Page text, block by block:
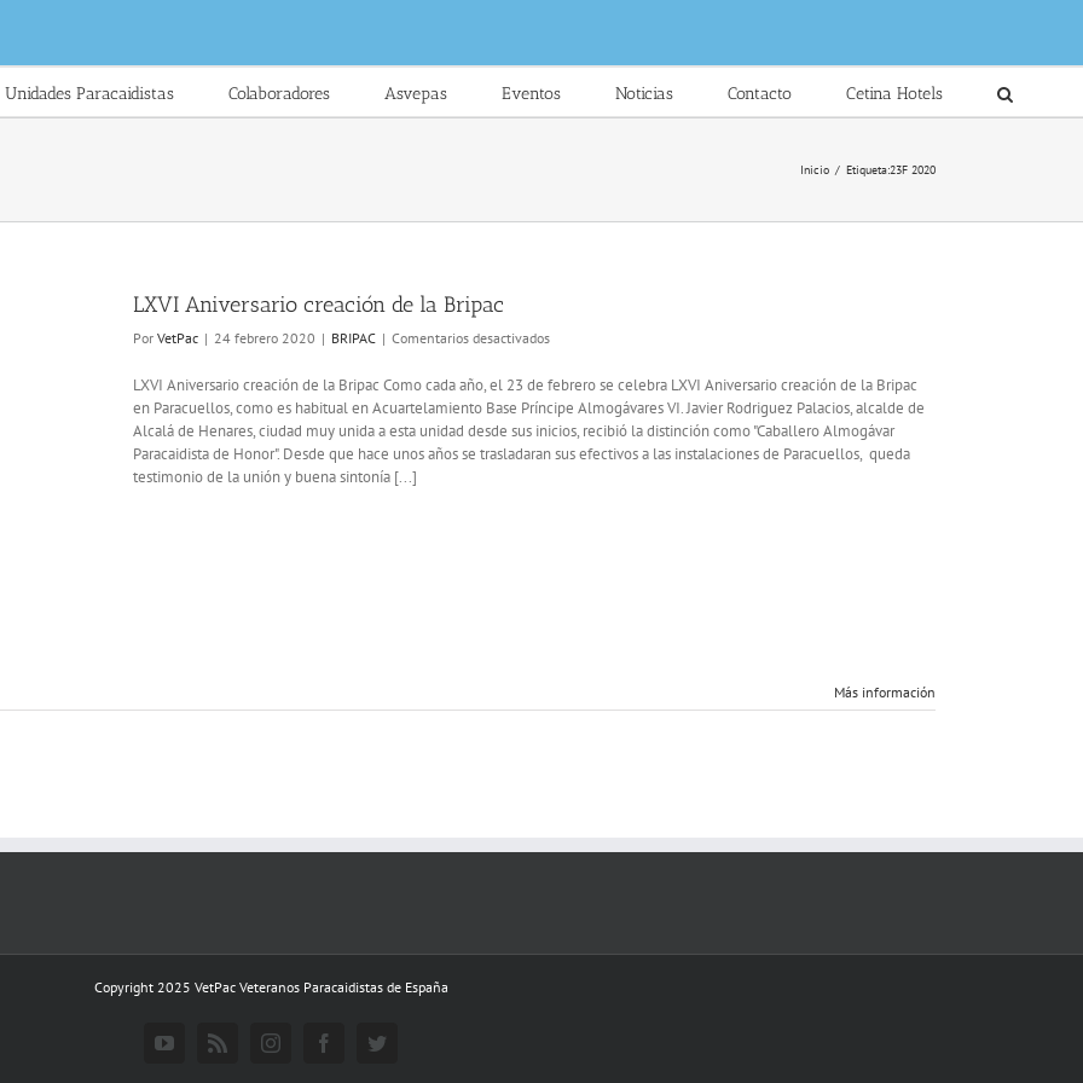
Unidades Paracaidistas Colaboradores Asvepas Eventos Noticias Contacto Cetina Hotels
Inicio / Etiqueta:23F 2020
LXVI Aniversario creación de la Bripac
Por VetPac | 24 febrero 2020 | BRIPAC | Comentarios desactivadosen
Aniversario
creación
de
LXVI Aniversario creación de la Bripac Como cada año, el 23 de febrero se celebra LXVI Aniversario creación de la Bripac
en Paracuellos, como es habitual en Acuartelamiento Base Príncipe Almogávares VI. Javier Rodriguez Palacios, alcalde de
Alcalá de Henares, ciudad muy unida a esta unidad desde sus inicios, recibió la distinción como "Caballero Almogávar
Paracaidista de Honor". Desde que hace unos años se trasladaran sus efectivos a las instalaciones de Paracuellos, queda
testimonio de la unión y buena sintonía [...]
Más información
Copyright 2025 VetPac Veteranos Paracaidistas de España
YouTubeRss InstagramFacebookTwitter